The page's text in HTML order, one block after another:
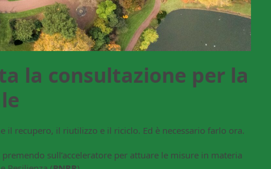
la consultazione per la
il recupero, il riutilizzo e il riciclo. Ed è necessario farlo ora.
premendo sull’acceleratore per attuare le misure in materia